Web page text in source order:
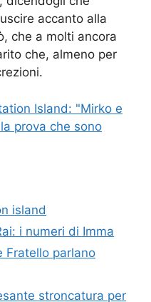
accanto alla
che a molti ancora
che, almeno per
Island: "Mirko e
prova che sono
island
i numeri di Imma
Fratello parlano
stroncatura per